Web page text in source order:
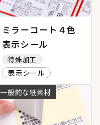
ミラーコート４色
表示シール
特殊加工
表示シール
一般的な紙素材